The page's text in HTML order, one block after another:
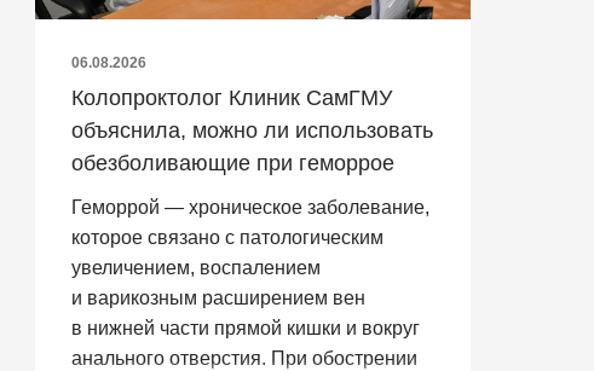
06.08.2026
Колопроктолог Клиник СамГМУ
объяснила, можно ли использовать
обезболивающие при геморрое
Геморрой — хроническое заболевание,
которое связано с патологическим
увеличением, воспалением
и варикозным расширением вен
в нижней части прямой кишки и вокруг
анального отверстия. При обострении